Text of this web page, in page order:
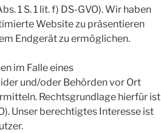
1 S. 1 lit. f) DS-GVO). Wir haben
Website zu präsentieren
Endgerät zu ermöglichen.
im Falle eines
und/oder Behörden vor Ort
Rechtsgrundlage hierfür ist
Unser berechtigtes Interesse ist